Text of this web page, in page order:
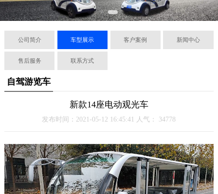
公司简介 车型展示 客户案例 新闻中心
售后服务 联系方式
自驾游览车
新款14座电动观光车
发布时间：2021-05-12 16:45:41 人气： 34778